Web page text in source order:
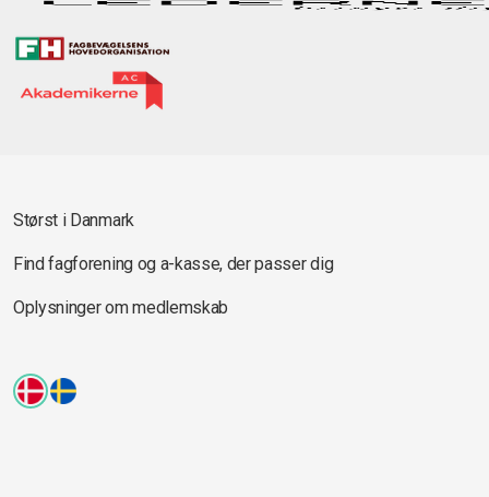
Størst i Danmark
Find fagforening og a-kasse, der passer dig
Oplysninger om medlemskab